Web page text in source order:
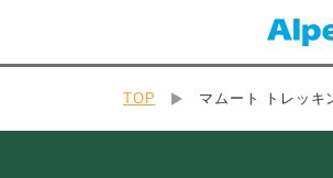
TOP マムート トレッキ